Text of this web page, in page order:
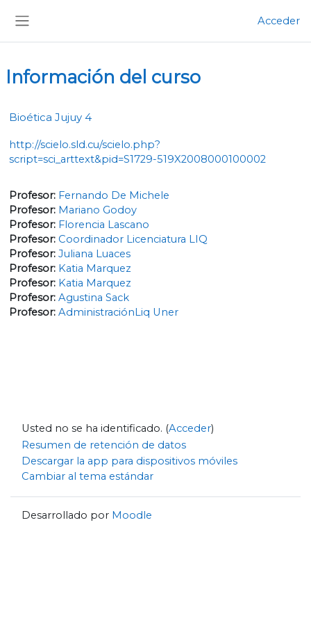
Acceder
Información del curso
Bioética Jujuy 4
http://scielo.sld.cu/scielo.php?
script=sci_arttext&pid=S1729-519X2008000100002
Profesor: Fernando De Michele
Profesor: Mariano Godoy
Profesor: Florencia Lascano
Profesor: Coordinador Licenciatura LIQ
Profesor: Juliana Luaces
Profesor: Katia Marquez
Profesor: Katia Marquez
Profesor: Agustina Sack
Profesor: AdministraciónLiq Uner
Usted no se ha identificado. (Acceder)
Resumen de retención de datos
Descargar la app para dispositivos móviles
Cambiar al tema estándar
Desarrollado por Moodle